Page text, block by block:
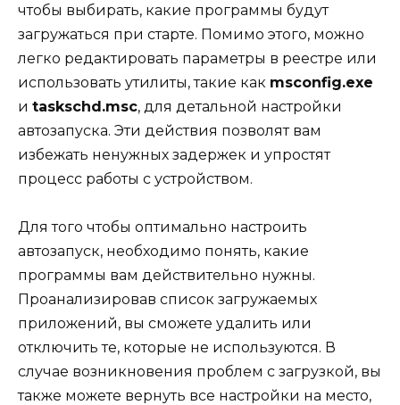
чтобы выбирать, какие программы будут
загружаться при старте. Помимо этого, можно
легко редактировать параметры в реестре или
использовать утилиты, такие как msconfig.exe
и taskschd.msc, для детальной настройки
автозапуска. Эти действия позволят вам
избежать ненужных задержек и упростят
процесс работы с устройством.
Для того чтобы оптимально настроить
автозапуск, необходимо понять, какие
программы вам действительно нужны.
Проанализировав список загружаемых
приложений, вы сможете удалить или
отключить те, которые не используются. В
случае возникновения проблем с загрузкой, вы
также можете вернуть все настройки на место,